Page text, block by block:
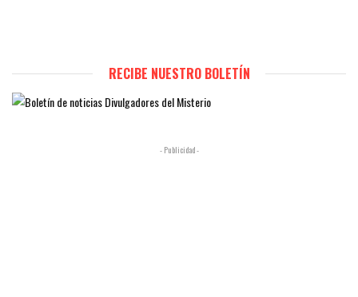
RECIBE NUESTRO BOLETÍN
- Publicidad -